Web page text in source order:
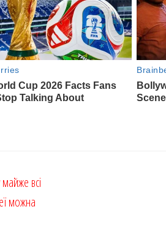
всі
можна